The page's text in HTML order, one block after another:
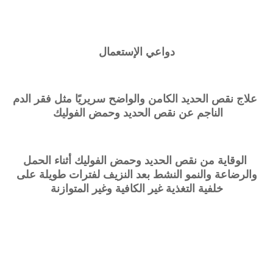
دواعي الإستعمال
علاج نقص الحديد الكامن والواضح سريريًا مثل فقر الدم
الناجم عن نقص الحديد وحمض الفوليك
الوقاية من نقص الحديد وحمض الفوليك أثناء الحمل
والرضاعة والنمو النشط بعد النزيف لفترات طويلة على
خلفية التغذية غير الكافية وغير المتوازنة